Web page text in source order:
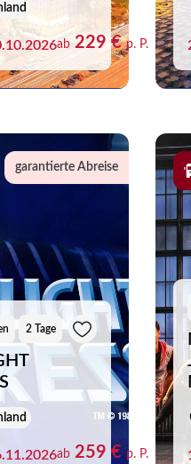
Merkliste
ab 229 €p. P.
garantierte Abreise
2 Tage
ab 259 € p. P.